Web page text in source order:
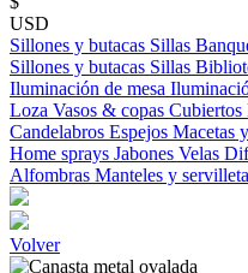
USD
Sillones y butacas Sillas
Sillones y butacas Sillas
Iluminación de mesa
Loza Vasos & copas Cubiertos
Candelabros Espejos Macetas
Home sprays Jabones Velas
Alfombras Manteles y
Volver